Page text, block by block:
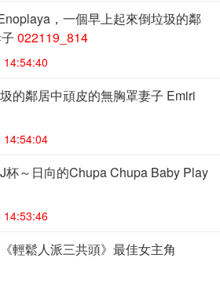
，一個早上起來倒垃圾的鄰
022119_814
的鄰居中頑皮的無胸罩妻子 Emiri
14:54:04
杯～日向的Chupa Chupa Baby Play
14:53:46
輕鬆人派三共頭》最佳女主角